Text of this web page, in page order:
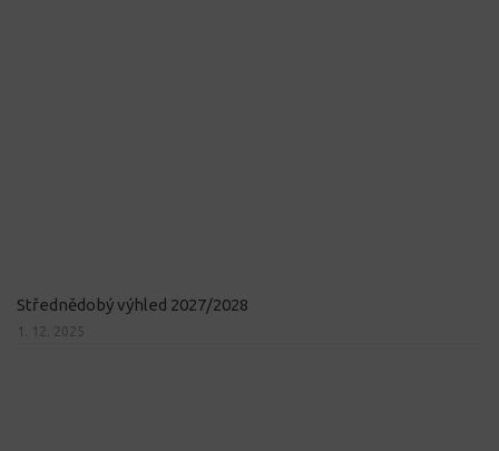
Střednědobý výhled 2027/2028
1. 12. 2025